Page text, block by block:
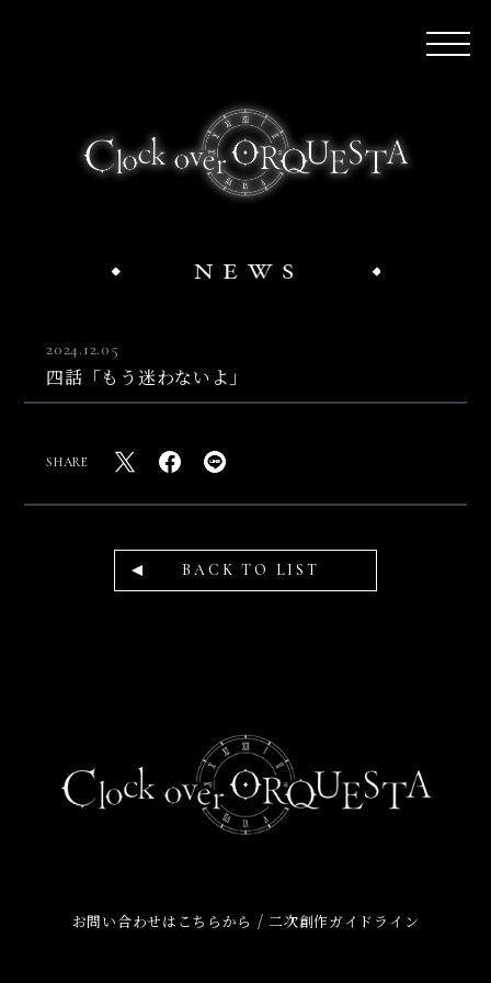
2024.12.05
四話「もう迷わないよ」
SHARE
BACK TO LIST
お問い合わせはこちらから /二次創作ガイドライン